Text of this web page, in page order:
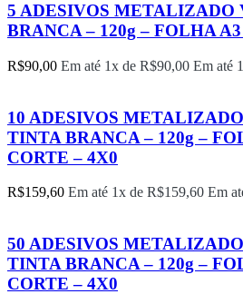
5 ADESIVOS
BRANCA – 120g – FOLHA
R$90,00 Em até 1x de R$90,00 Em até
10 ADESIVOS
TINTA BRANCA – 120g –
CORTE – 4X0
R$159,60 Em até 1x de R$159,60 Em
50 ADESIVOS
TINTA BRANCA – 120g –
CORTE – 4X0